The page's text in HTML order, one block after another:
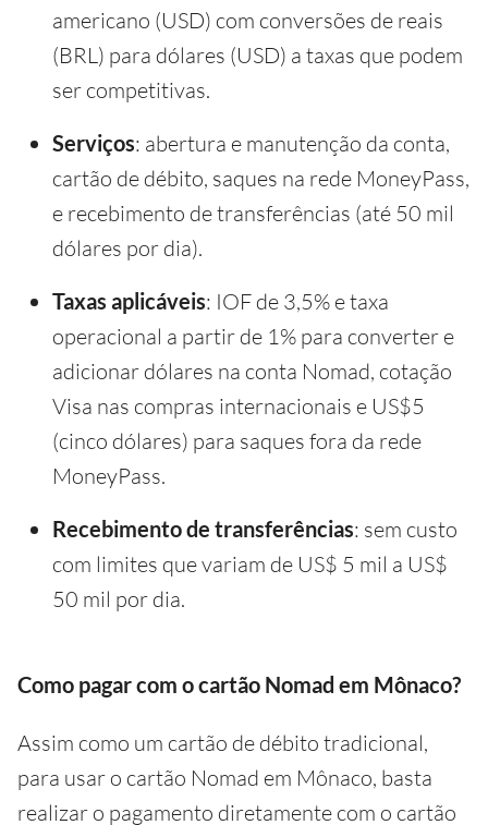
americano (USD) com conversões de reais
(BRL) para dólares (USD) a taxas que podem
ser competitivas.
Serviços: abertura e manutenção da conta,
cartão de débito, saques na rede MoneyPass,
e recebimento de transferências (até 50 mil
dólares por dia).
Taxas aplicáveis: IOF de 3,5% e taxa
operacional a partir de 1% para converter e
adicionar dólares na conta Nomad, cotação
Visa nas compras internacionais e US$5
(cinco dólares) para saques fora da rede
MoneyPass.
Recebimento de transferências: sem custo
com limites que variam de US$ 5 mil a US$
50 mil por dia.
Como pagar com o cartão Nomad em Mônaco?
Assim como um cartão de débito tradicional,
para usar o cartão Nomad em Mônaco, basta
realizar o pagamento diretamente com o cartão